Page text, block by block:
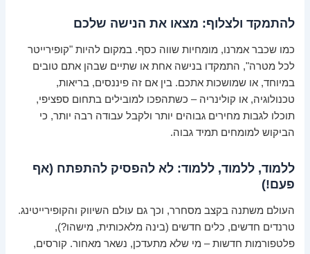
להתמקד ולצלוף: מצאו את הנישה שלכם
כמו שכבר אמרנו, מומחיות שווה כסף. במקום להיות "קופירייטר
לכל מטרה", התמקדו בנישה אחת או שתיים שבהן אתם טובים
במיוחד, או שמושכות אתכם. בין אם זה פיננסים, בריאות,
טכנולוגיה, או קולינריה – כשתהפכו למובילים בתחום ספציפי,
תוכלו לגבות מחירים גבוהים יותר ולקבל עבודה רבה יותר, כי
הביקוש למומחים תמיד גבוה.
ללמוד, ללמוד, ללמוד: לא להפסיק להתפתח (אף
פעם!)
העולם משתנה בקצב מסחרר, וכך גם עולם השיווק והקופירייטינג.
טרנדים חדשים, כלים חדשים (בינה מלאכותית, מישהו?),
פלטפורמות חדשות – מי שלא מתעדכן, נשאר מאחור. קורסים,